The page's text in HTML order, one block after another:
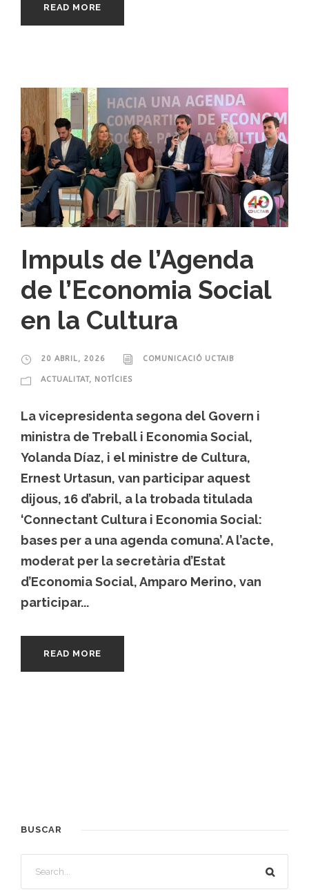
READ MORE
Impuls de l’Agenda
de l’Economia Social
en la Cultura
20 ABRIL, 2026 COMUNICACIÓ UCTAIB
ACTUALITAT, NOTÍCIES
La vicepresidenta segona del Govern i
ministra de Treball i Economia Social,
Yolanda Díaz, i el ministre de Cultura,
Ernest Urtasun, van participar aquest
dijous, 16 d’abril, a la trobada titulada
‘Connectant Cultura i Economia Social:
bases per a una agenda comuna’. A l’acte,
moderat per la secretària d’Estat
d’Economia Social, Amparo Merino, van
participar...
READ MORE
BUSCAR